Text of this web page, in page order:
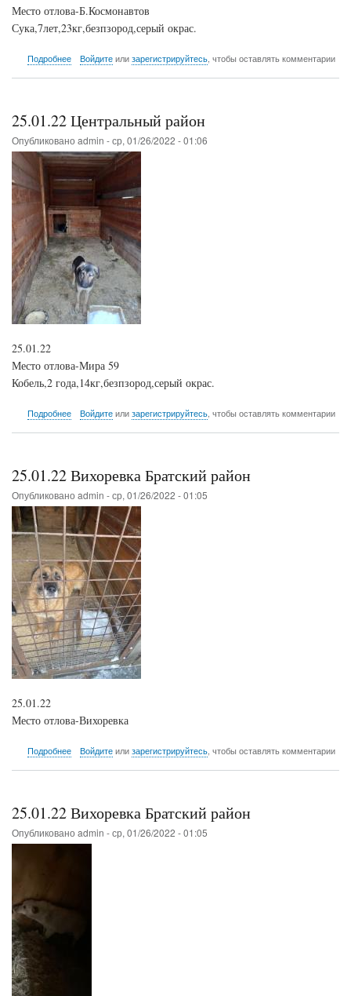
Место отлова-Б.Космонавтов
Сука,7лет,23кг,безпзород,серый окрас.
Подробнеео
Войдитеили зарегистрируйтесь, чтобы оставлять комментарии
25.01.22 Центральный район
Опубликовано admin -ср, 01/26/2022 - 01:06
25.01.22
Место отлова-Мира 59
Кобель,2 года,14кг,безпзород,серый окрас.
Подробнеео
Войдитеили зарегистрируйтесь, чтобы оставлять комментарии
25.01.22 Вихоревка Братский район
Опубликовано admin -ср, 01/26/2022 - 01:05
25.01.22
Место отлова-Вихоревка
Подробнеео
Войдитеили зарегистрируйтесь, чтобы оставлять комментарии
25.01.22 Вихоревка Братский район
Опубликовано admin -ср, 01/26/2022 - 01:05